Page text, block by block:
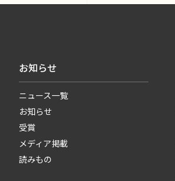
お知らせ
ニュース一覧
お知らせ
受賞
メディア掲載
読みもの